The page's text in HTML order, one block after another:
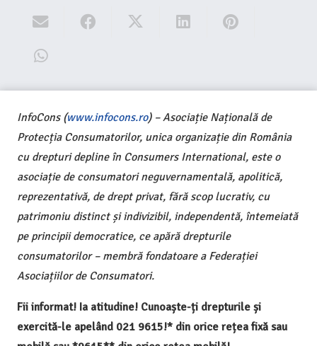
InfoCons (www.infocons.ro) – Asociație Națională de
Protecția Consumatorilor, unica organizație din România
cu drepturi depline în Consumers International, este o
asociație de consumatori neguvernamentală, apolitică,
reprezentativă, de drept privat, fără scop lucrativ, cu
patrimoniu distinct și indivizibil, independentă, întemeiată
pe principii democratice, ce apără drepturile
consumatorilor – membră fondatoare a Federației
Asociațiilor de Consumatori.
Fii informat! Ia atitudine! Cunoaște-ți drepturile și
exercită-le apelând 021 9615!* din orice rețea fixă sau